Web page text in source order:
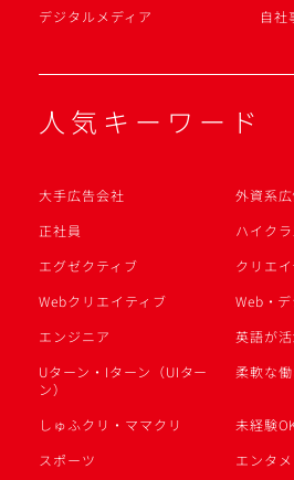
デジタルメディア
自社
人気キーワード
大手広告会社
外資系
正社員
ハイクラ
エグゼクティブ
クリエ
Webクリエイティブ
Web・
エンジニア
英語が
Uターン・Iターン（UIター
ン）
柔軟な
しゅふクリ・ママクリ
未経験
スポーツ
エンタメ